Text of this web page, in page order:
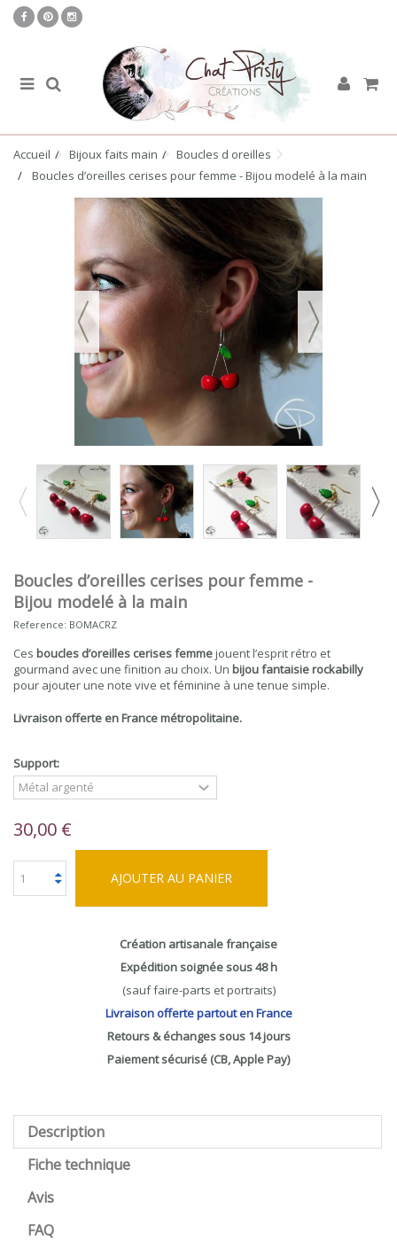
Accueil Bijoux faits main
Boucles d oreilles
Boucles d’oreilles cerises pour femme - Bijou modelé à la main
Boucles d’oreilles cerises pour femme -
Bijou modelé à la main
Reference: BOMACRZ
Ces boucles d’oreilles cerises femmejouent l’esprit rétro et
gourmand avec une finition au choix. Un bijou fantaisie rockabilly
pour ajouter une note vive et féminine à une tenue simple.
Livraison offerte en France métropolitaine.
Support:
30,00 €
AJOUTER AU PANIER
Création artisanale française
Expédition soignée sous 48 h
(sauf faire-parts et portraits)
Livraison offerte partout en France
Retours & échanges sous 14 jours
Paiement sécurisé (CB, Apple Pay)
Description
Fiche technique
Avis
FAQ